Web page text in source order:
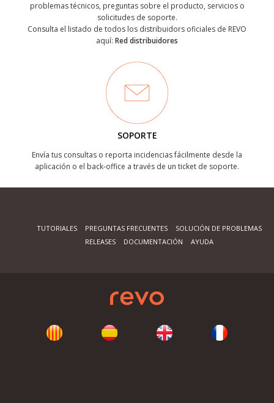
problemas técnicos, preguntas sobre el producto, servicios o
solicitudes de soporte.
Consulta el listado de todos los distribuidors oficiales de REVO
aquí: Red distribuidores
SOPORTE
Envía tus consultas o reporta incidencias fácilmente desde la
aplicación o el back-office a través de un ticket de soporte.
TUTORIALES PREGUNTAS FRECUENTES
SOLUCIÓN DE PROBLEMAS
RELEASES
DOCUMENTACIÓN AYUDA